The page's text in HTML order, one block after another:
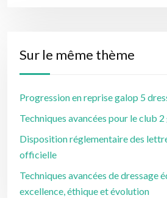
Sur le même thème
Progression en reprise galop 5
Techniques avancées pour le club
Disposition réglementaire des
officielle
Techniques avancées de dressage
excellence, éthique et évolution